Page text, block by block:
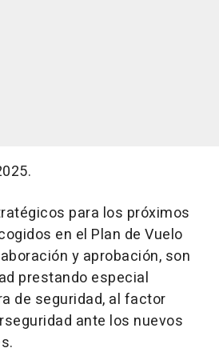
para los próximos
en el Plan de Vuelo
y aprobación, son
prestando especial
de seguridad, al factor
ante los nuevos